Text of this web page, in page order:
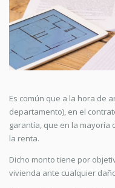
Es común que a la hora de
departamento), en el
garantía, que en la mayoría
la renta.
Dicho monto tiene por
vivienda ante cualquier